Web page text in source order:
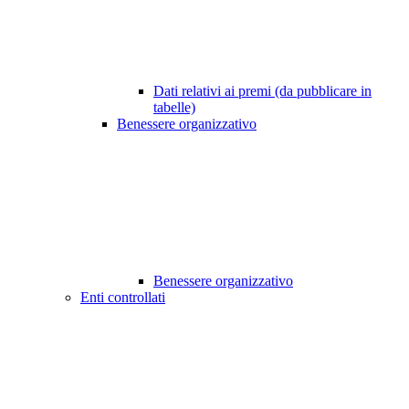
Dati relativi ai premi (da pubblicare in
tabelle)
Benessere organizzativo
Benessere organizzativo
Enti controllati